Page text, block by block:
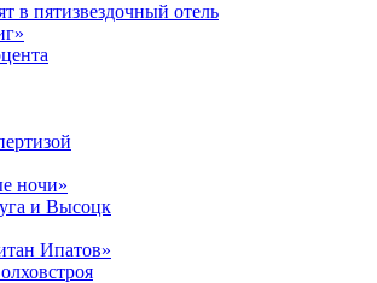
в пятизвездочный отель
ночи»
и Высоцк
Ипатов»